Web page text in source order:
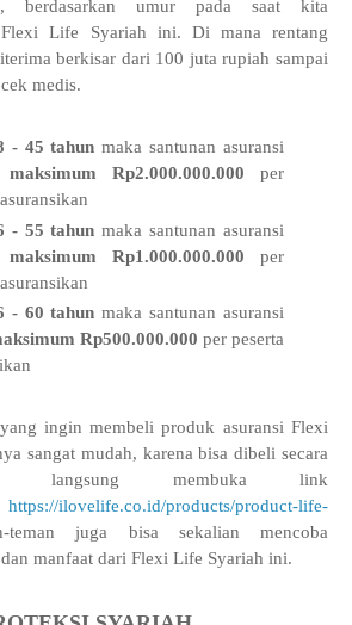
berdasarkan umur pada saat kita
Life Syariah ini. Di mana rentang
berkisar dari 100 juta rupiah sampai
medis.
- 45 tahun maka santunan asuransi
maksimum Rp2.000.000.000 per
- 55 tahun maka santunan asuransi
maksimum Rp1.000.000.000 per
- 60 tahun maka santunan asuransi
Rp500.000.000 per peserta
ingin membeli produk asuransi Flexi
sangat mudah, karena bisa dibeli secara
langsung membuka link
products/product-life-
teman juga bisa sekalian mencoba
manfaat dari Flexi Life Syariah ini.